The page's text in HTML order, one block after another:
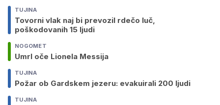
TUJINA
Tovorni vlak naj bi prevozil rdečo luč,
poškodovanih 15 ljudi
NOGOMET
Umrl oče Lionela Messija
TUJINA
Požar ob Gardskem jezeru: evakuirali 200 ljudi
TUJINA